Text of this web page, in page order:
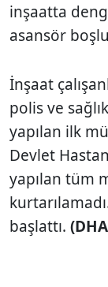
inşaatta
asansör
İnşaat
polis ve
yapılan ilk
Devlet
yapılan tüm
başlattı.